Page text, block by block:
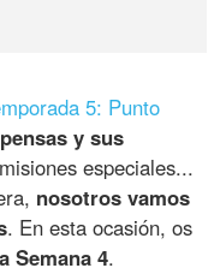
5: Punto
y sus
especiales...
nosotros vamos
. En esta ocasión, os
Semana 4.